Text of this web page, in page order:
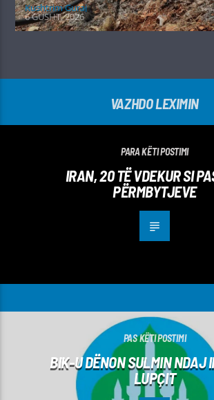
Kushtrim Guraj
6 GUSHT, 2026
VAZHDO LEXIMIN
PARA KËTI POSTIMI
IRAN, 20 TË VDEKUR SI
PËRMBYTJEVE
PAS KËTI POSTIMI
BIK-U DËNON SULMIN NDAJ
LUPÇIT